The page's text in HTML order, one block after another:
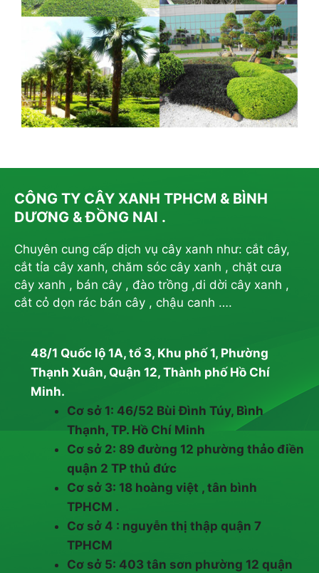
CÔNG TY CÂY XANH TPHCM & BÌNH
DƯƠNG & ĐỒNG NAI .
Chuyên cung cấp dịch vụ cây xanh như: cắt cây,
cắt tỉa cây xanh, chăm sóc cây xanh , chặt cưa
cây xanh , bán cây , đào trồng ,di dời cây xanh ,
cắt cỏ dọn rác bán cây , chậu canh ….
48/1 Quốc lộ 1A, tổ 3, Khu phố 1, Phường
Thạnh Xuân, Quận 12, Thành phố Hồ Chí
Minh.
Cơ sở 1: 46/52 Bùi Đình Túy, Bình
Thạnh, TP. Hồ Chí Minh
Cơ sở 2: 89 đường 12 phường thảo điền
quận 2 TP thủ đức
Cơ sở 3: 18 hoàng việt , tân bình
TPHCM .
Cơ sở 4 : nguyễn thị thập quận 7
TPHCM
Cơ sở 5: 403 tân sơn phường 12 quận